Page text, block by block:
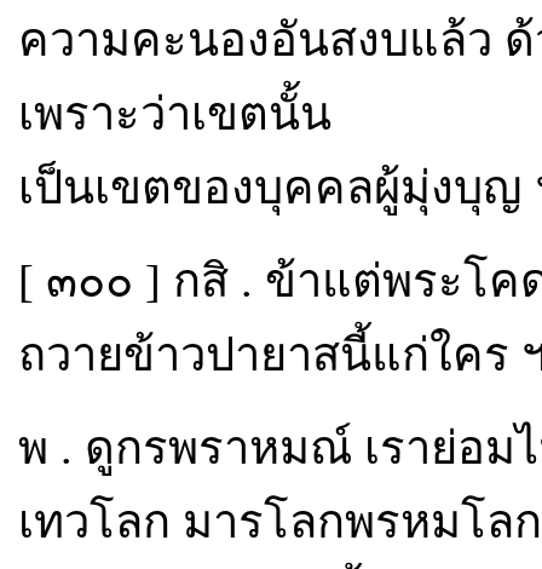
ความคะนองอันสงบแล้ว
เพราะว่าเขตนั้น
เป็นเขตของบุคคลผู้มุ่งบุญ
[ ๓๐๐ ] กสิ . ข้าแต่พระโค
ถวายข้าวปายาสนี้แก่ใคร
พ . ดูกรพราหมณ์ เราย่อม
เทวโลก มารโลกพรหมโลก